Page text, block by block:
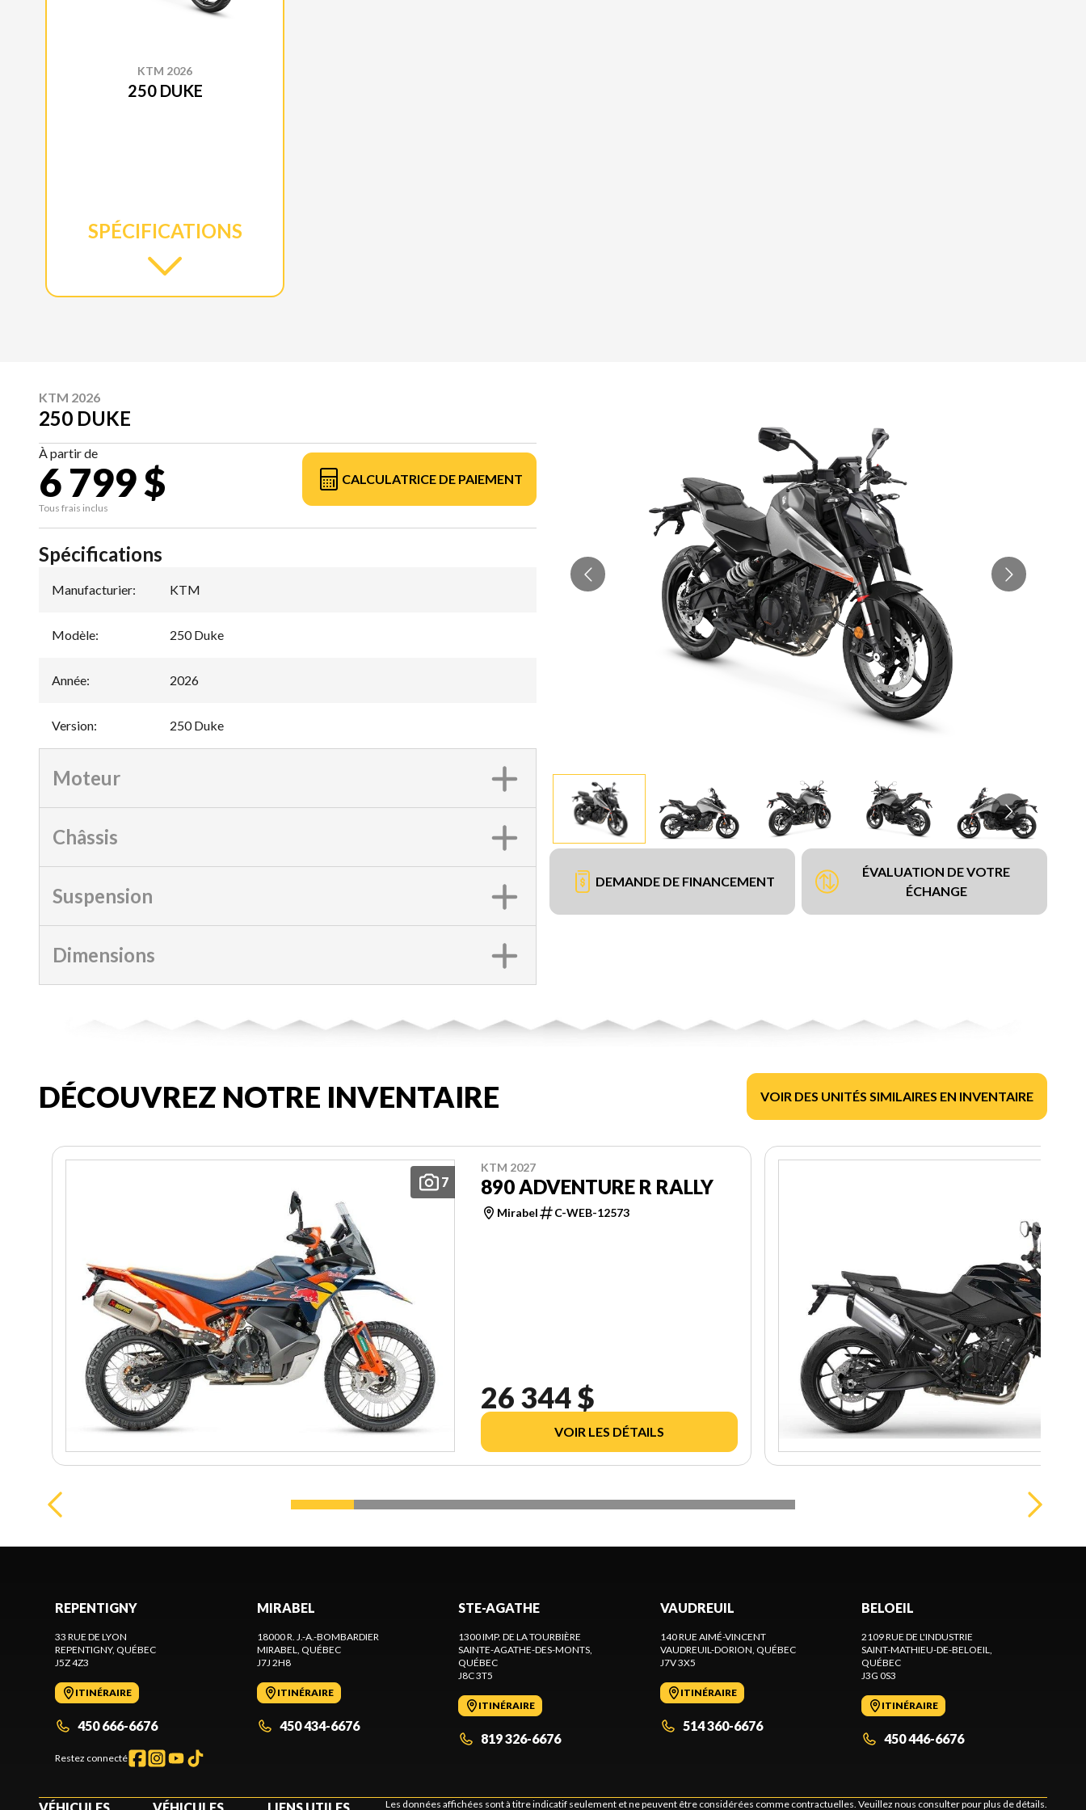
KTM 2026
250 DUKE
SPÉCIFICATIONS
KTM 2026
250 DUKE
À partir de
6 799 $
Tous frais inclus
CALCULATRICE DE PAIEMENT
DEMANDE DE FINANCEMENT
ÉVALUATION DE VOTRE
ÉCHANGE
Spécifications
Manufacturier: KTM
Modèle: 250 Duke
Année: 2026
Version: 250 Duke
Moteur
Châssis
Suspension
Dimensions
DÉCOUVREZ NOTRE INVENTAIRE VOIR DES UNITÉS SIMILAIRES EN INVENTAIRE
7
KTM 2027
890 ADVENTURE R RALLY
Mirabel C-WEB-12573
26 344 $
VOIR LES DÉTAILS
REPENTIGNY
33 RUE DE LYON
REPENTIGNY, QUÉBEC
J5Z 4Z3
ITINÉRAIRE
450 666-6676
Restez connecté
MIRABEL
18000 R. J.-A.-BOMBARDIER
MIRABEL
, QUÉBEC
J7J 2H8
ITINÉRAIRE
450 434-6676
STE-AGATHE
1300 IMP. DE LA TOURBIÈRE
SAINTE-AGATHE-DES-MONTS
QUÉBEC
J8C 3T5
ITINÉRAIRE
819 326-6676
VAUDREUIL
140 RUE AIMÉ-VINCENT
VAUDREUIL-DORION , QUÉBEC
J7V 3X5
ITINÉRAIRE
514 360-6676
BELOEIL
2109 RUE DE L'INDUSTRIE
SAINT-MATHIEU-DE-BELOEIL
QUÉBEC
J3G 0S3
ITINÉRAIRE
450 446-6676
Les données affichées sont à titre indicatif seulement et ne peuvent être considérées comme contractuelles. Veuillez nous consulter pour plus de détails.